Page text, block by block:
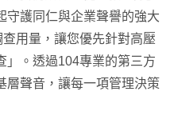
守護同仁與企業聲譽的強大
查用量，讓您優先針對高壓
」。透過104專業的第三方
層聲音，讓每一項管理決策